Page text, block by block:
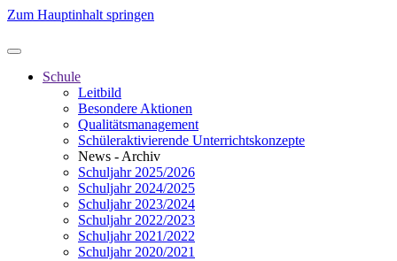
Zum Hauptinhalt springen
Schule
Leitbild
Besondere Aktionen
Qualitätsmanagement
Schüleraktivierende Unterrichtskonzepte
News - Archiv
Schuljahr 2025/2026
Schuljahr 2024/2025
Schuljahr 2023/2024
Schuljahr 2022/2023
Schuljahr 2021/2022
Schuljahr 2020/2021